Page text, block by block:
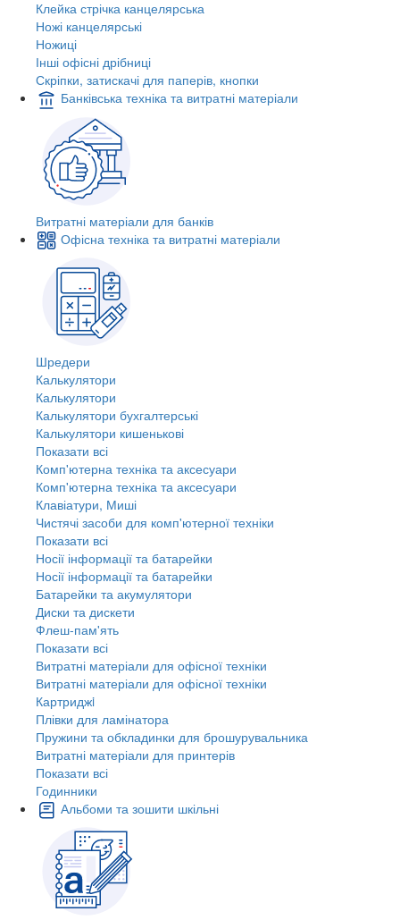
Клейка стрічка канцелярська
Ножі канцелярські
Ножиці
Інші офісні дрібниці
Скріпки, затискачі для паперів, кнопки
Банківська техніка та витратні матеріали
Витратні матеріали для банків
Офісна техніка та витратні матеріали
Шредери
Калькулятори
Калькулятори
Калькулятори бухгалтерські
Калькулятори кишенькові
Показати всі
Комп'ютерна техніка та аксесуари
Комп'ютерна техніка та аксесуари
Клавіатури, Миші
Чистячі засоби для комп'ютерної техніки
Показати всі
Носії інформації та батарейки
Носії інформації та батарейки
Батарейки та акумулятори
Диски та дискети
Флеш-пам'ять
Показати всі
Витратні матеріали для офісної техніки
Витратні матеріали для офісної техніки
Картриджi
Плівки для ламінатора
Пружини та обкладинки для брошурувальника
Витратні матеріали для принтерів
Показати всі
Годинники
Альбоми та зошити шкільні